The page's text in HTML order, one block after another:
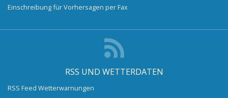
Einschreibung für Vorhersagen per Fax
RSS UND WETTERDATEN
RSS Feed Wetterwarnungen